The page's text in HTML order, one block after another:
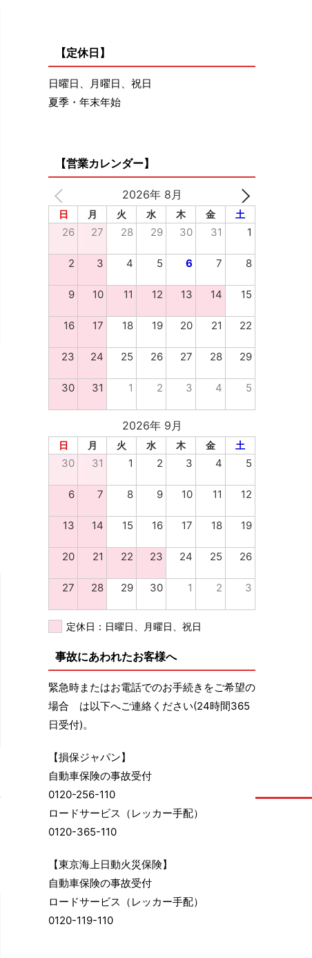
【定休日】
日曜日、月曜日、祝日
夏季・年末年始
【営業カレンダー】
2026年 8月
日 月 火 水 木 金 土
26 27 28 29 30 31 1
2 3 4 5 6 7 8
9 10 11 12 13 14 15
16 17 18 19 20 21 22
23 24 25 26 27 28 29
30 31 1 2 3 4 5
2026年 9月
日 月 火 水 木 金 土
30 31 1 2 3 4 5
6 7 8 9 10 11 12
13 14 15 16 17 18 19
20 21 22 23 24 25 26
27 28 29 30 1 2 3
定休日：日曜日、月曜日、祝日
事故にあわれたお客様へ
緊急時またはお電話でのお手続きをご希望の
場合 は以下へご連絡ください(24時間365
日受付)。
【損保ジャパン】
自動車保険の事故受付
0120-256-110
ロードサービス（レッカー手配）
0120-365-110
【東京海上日動火災保険】
自動車保険の事故受付
ロードサービス（レッカー手配）
0120-119-110